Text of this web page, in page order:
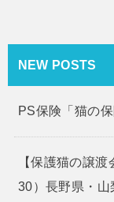
NEW POSTS
PS保険「猫の
【保護猫の譲
30）長野県・山